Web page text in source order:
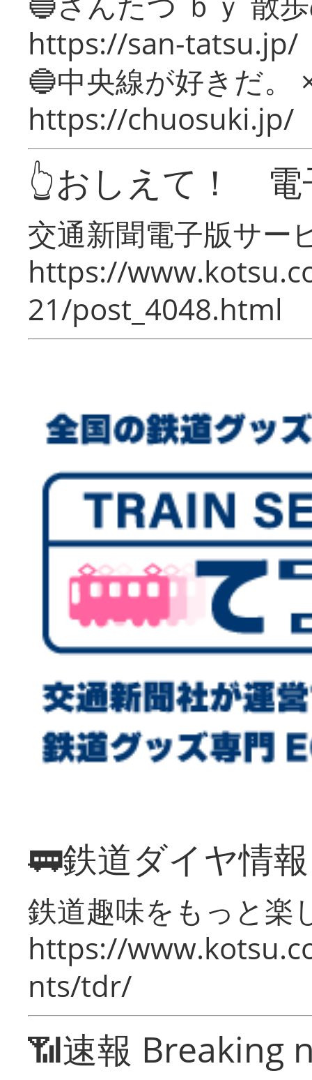
https://san-tatsu.jp/
🔵中央線が好きだ。
https://chuosuki.jp/
👆おしえて！ 電
交通新聞電子版サー
https://
21/post_4048.html
🚃鉄道ダイヤ情
鉄道趣味をもっと楽
https://
nts/tdr/
📶速報 Breaking